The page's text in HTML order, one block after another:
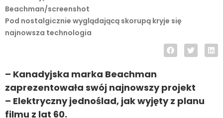
Pod nostalgicznie wyglądającą skorupą kryje się
najnowsza technologia
Beachman/screenshot
– Kanadyjska marka Beachman
zaprezentowała swój najnowszy projekt
– Elektryczny jednoślad, jak wyjęty z planu
filmu z lat 60.